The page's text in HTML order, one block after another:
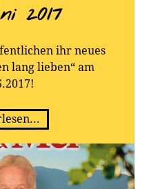
2017
ihr neues
lang lieben“ am